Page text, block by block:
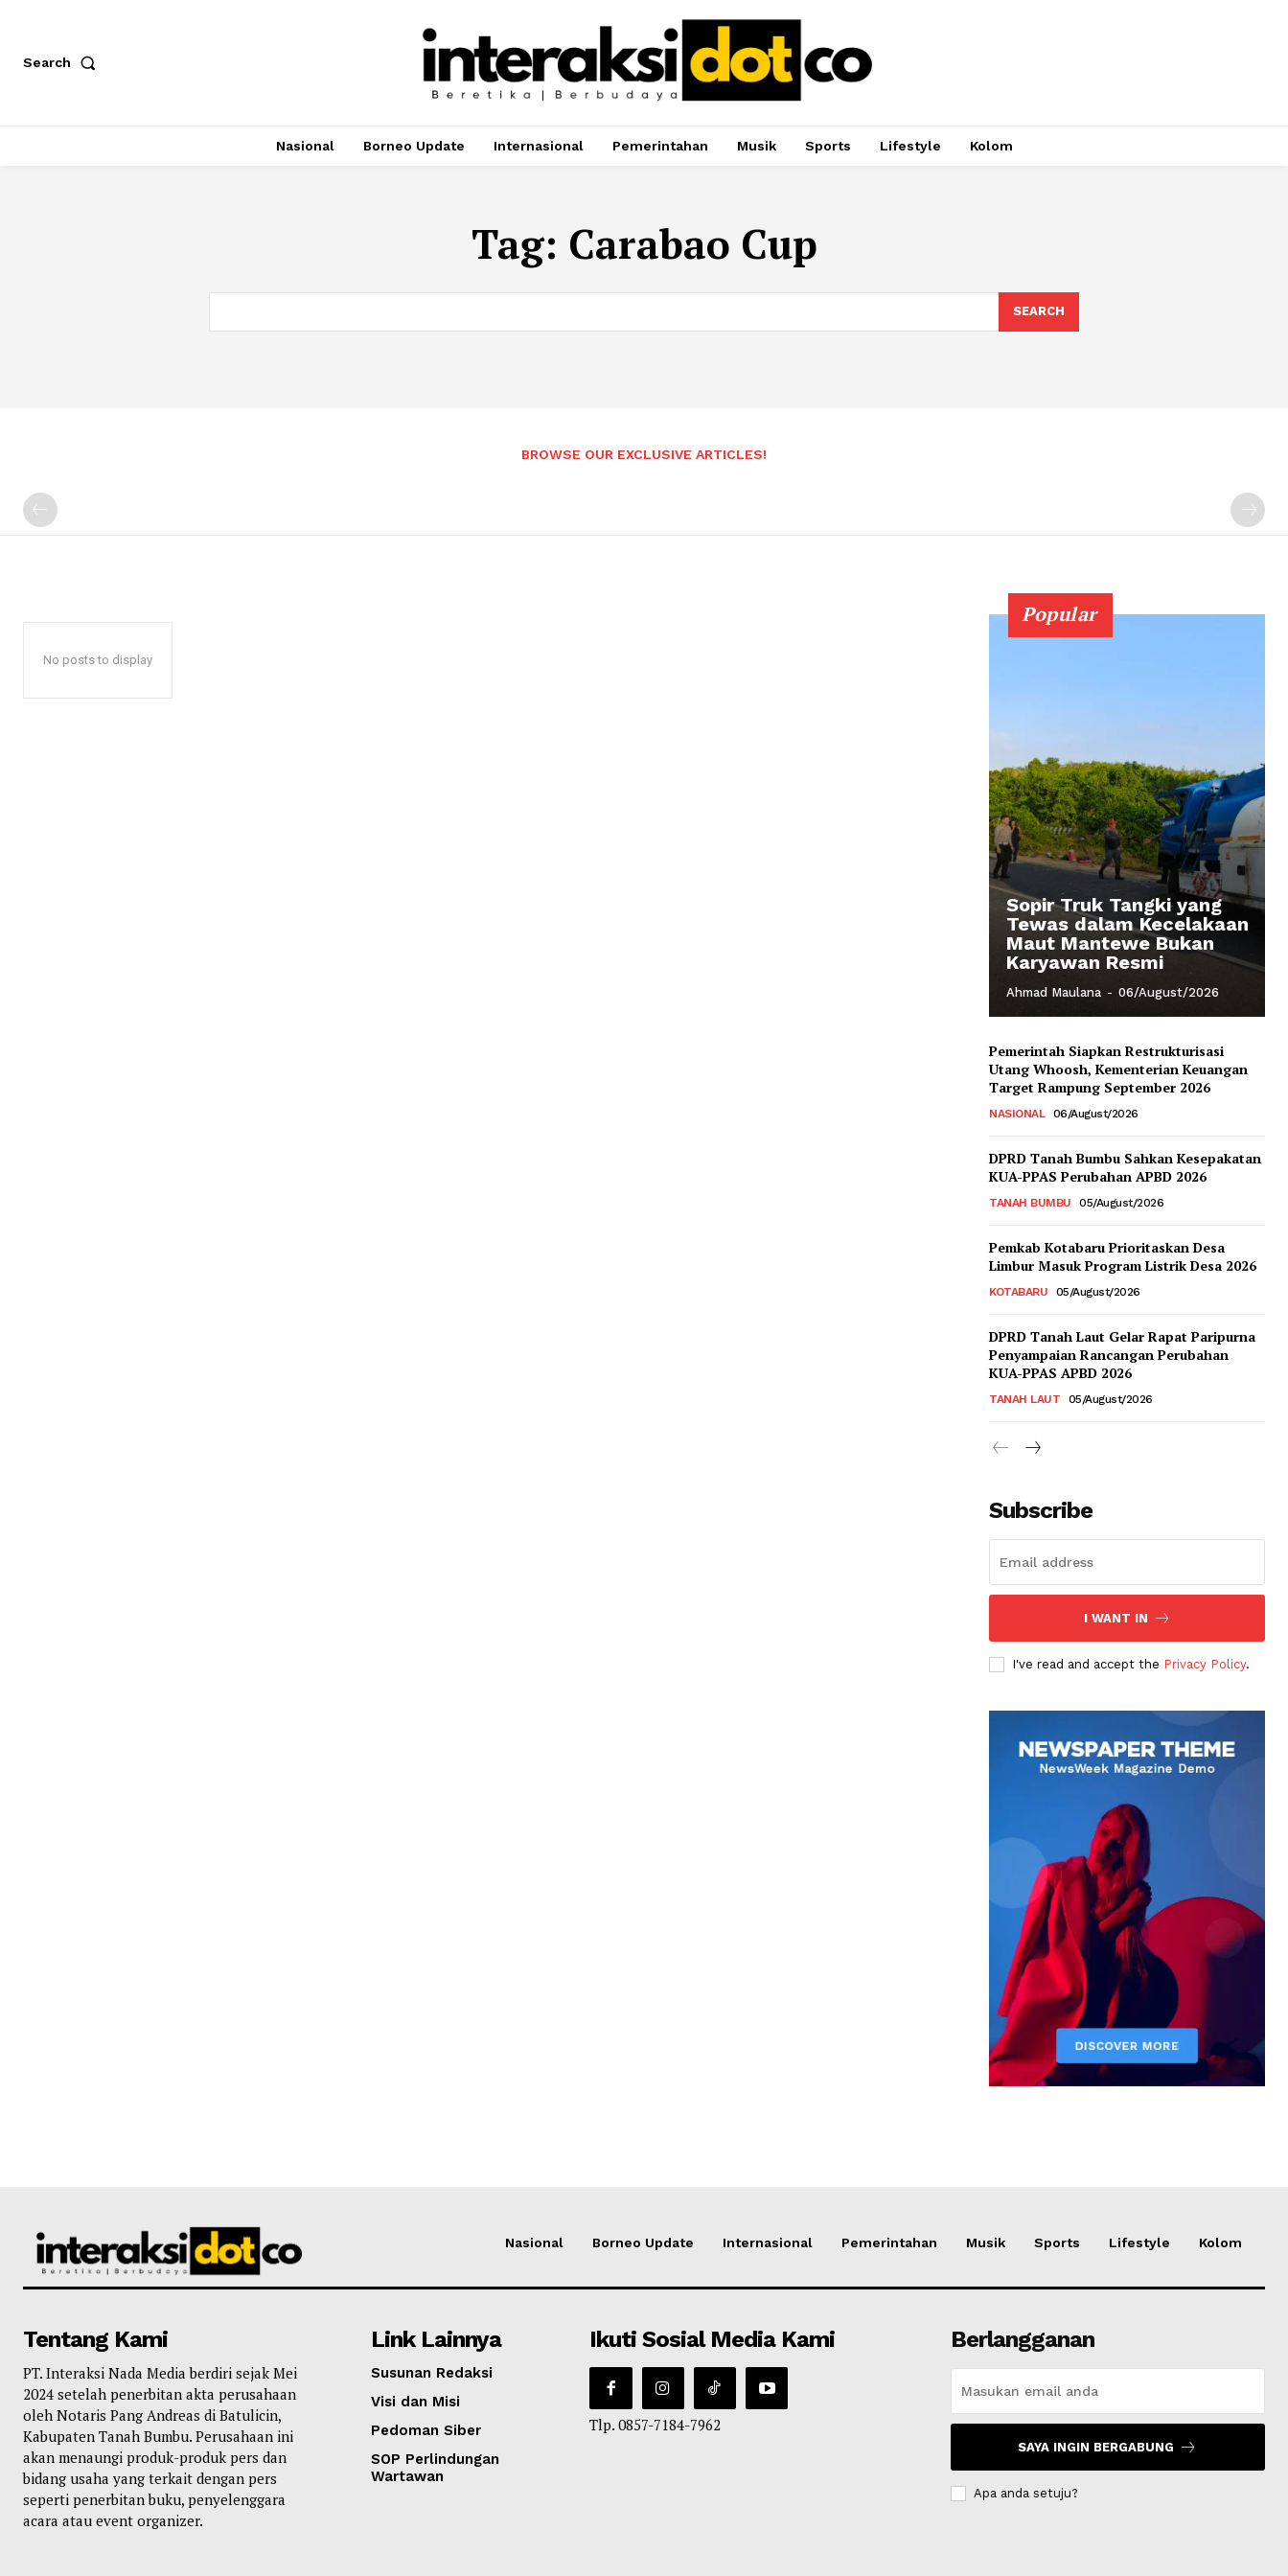
Search
Nasional Borneo Update Internasional Pemerintahan Musik Sports Lifestyle Kolom
Tag: Carabao Cup
SEARCH
BROWSE OUR EXCLUSIVE ARTICLES!
No posts to display
Popular
Sopir Truk Tangki yang
Tewas dalam Kecelakaan
Maut Mantewe Bukan
Karyawan Resmi
Ahmad Maulana - 06/August/2026
Pemerintah Siapkan Restrukturisasi
Utang Whoosh, Kementerian Keuangan
Target Rampung September 2026
NASIONAL 06/August/2026
DPRD Tanah Bumbu Sahkan Kesepakatan
KUA-PPAS Perubahan APBD 2026
TANAH BUMBU 05/August/2026
Pemkab Kotabaru Prioritaskan Desa
Limbur Masuk Program Listrik Desa 2026
KOTABARU 05/August/2026
DPRD Tanah Laut Gelar Rapat Paripurna
Penyampaian Rancangan Perubahan
KUA-PPAS APBD 2026
TANAH LAUT 05/August/2026
Subscribe
I WANT IN
I've read and accept the Privacy Policy.
Nasional Borneo Update Internasional Pemerintahan Musik Sports Lifestyle Kolom
Tentang Kami
PT. Interaksi Nada Media berdiri sejak Mei
2024 setelah penerbitan akta perusahaan
oleh Notaris Pang Andreas di Batulicin,
Kabupaten Tanah Bumbu. Perusahaan ini
akan menaungi produk-produk pers dan
bidang usaha yang terkait dengan pers
seperti penerbitan buku, penyelenggara
acara atau event organizer.
Link Lainnya
Susunan Redaksi
Visi dan Misi
Pedoman Siber
SOP Perlindungan
Wartawan
Ikuti Sosial Media Kami
Tlp. 0857-7184-7962
Berlangganan
SAYA INGIN BERGABUNG
Apa anda setuju?